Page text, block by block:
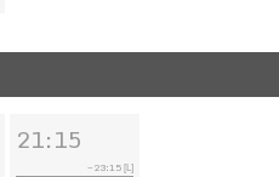
21:15
~ 23:15 [L]